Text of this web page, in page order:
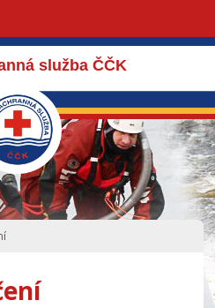
služba ČČK